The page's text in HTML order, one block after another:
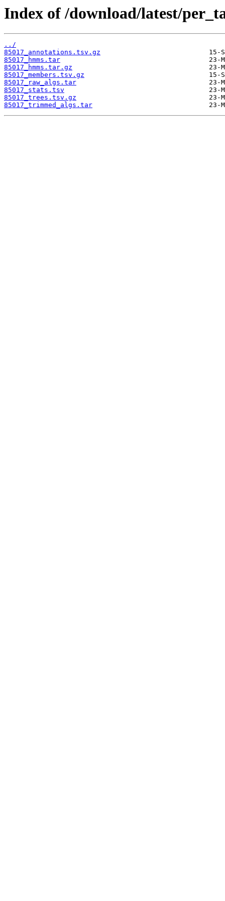
Index of /download/latest/
../
85017_annotations.tsv.gz
85017_hmms.tar
85017_hmms.tar.gz
85017_members.tsv.gz
85017_raw_algs.tar
85017_stats.tsv
85017_trees.tsv.gz
85017_trimmed_algs.tar